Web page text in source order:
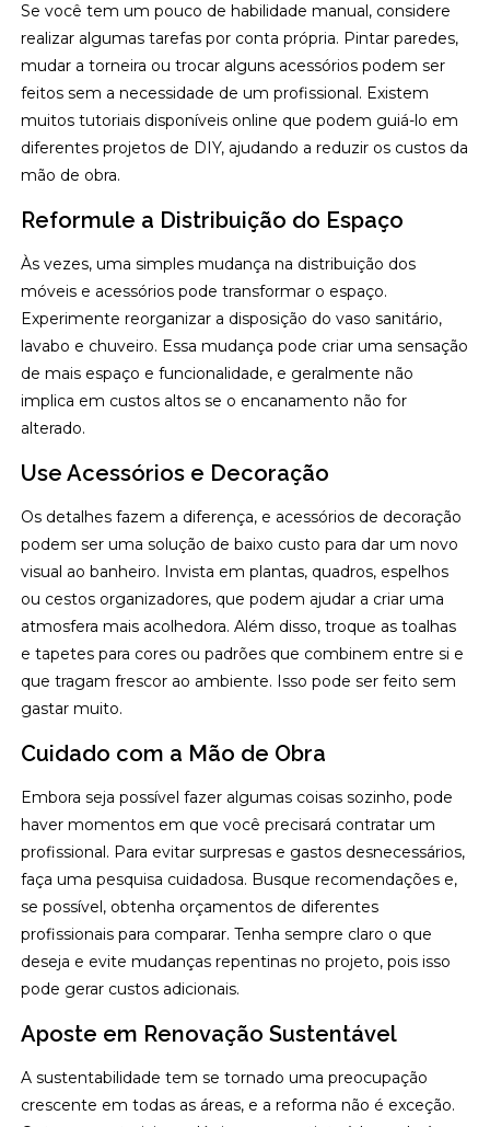
Se você tem um pouco de habilidade manual, considere
realizar algumas tarefas por conta própria. Pintar paredes,
mudar a torneira ou trocar alguns acessórios podem ser
feitos sem a necessidade de um profissional. Existem
muitos tutoriais disponíveis online que podem guiá-lo em
diferentes projetos de DIY, ajudando a reduzir os custos da
mão de obra.
Reformule a Distribuição do Espaço
Às vezes, uma simples mudança na distribuição dos
móveis e acessórios pode transformar o espaço.
Experimente reorganizar a disposição do vaso sanitário,
lavabo e chuveiro. Essa mudança pode criar uma sensação
de mais espaço e funcionalidade, e geralmente não
implica em custos altos se o encanamento não for
alterado.
Use Acessórios e Decoração
Os detalhes fazem a diferença, e acessórios de decoração
podem ser uma solução de baixo custo para dar um novo
visual ao banheiro. Invista em plantas, quadros, espelhos
ou cestos organizadores, que podem ajudar a criar uma
atmosfera mais acolhedora. Além disso, troque as toalhas
e tapetes para cores ou padrões que combinem entre si e
que tragam frescor ao ambiente. Isso pode ser feito sem
gastar muito.
Cuidado com a Mão de Obra
Embora seja possível fazer algumas coisas sozinho, pode
haver momentos em que você precisará contratar um
profissional. Para evitar surpresas e gastos desnecessários,
faça uma pesquisa cuidadosa. Busque recomendações e,
se possível, obtenha orçamentos de diferentes
profissionais para comparar. Tenha sempre claro o que
deseja e evite mudanças repentinas no projeto, pois isso
pode gerar custos adicionais.
Aposte em Renovação Sustentável
A sustentabilidade tem se tornado uma preocupação
crescente em todas as áreas, e a reforma não é exceção.